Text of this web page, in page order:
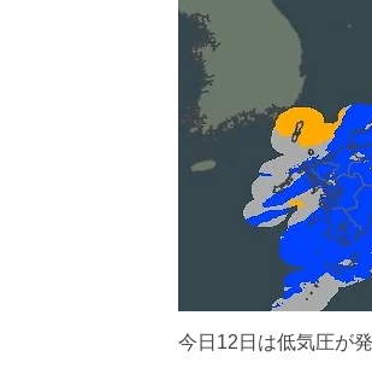
今日12日は低気圧が